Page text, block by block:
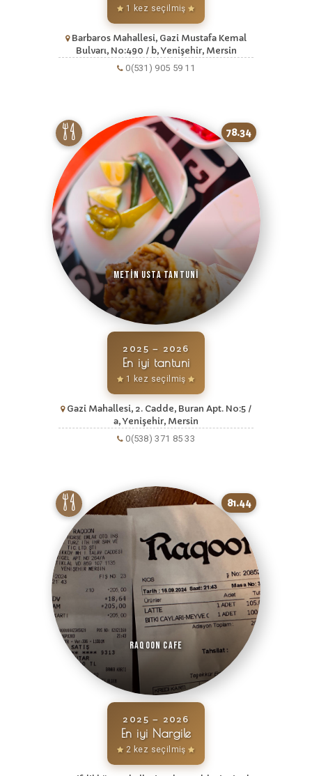
1 kez seçilmiş
Barbaros Mahallesi, Gazi Mustafa Kemal
Bulvarı, No:490 / b, Yenişehir, Mersin
0(531) 905 59 11
78.34
Metin Usta Tantuni
2025 – 2026
En iyi tantuni
1 kez seçilmiş
Gazi Mahallesi, 2. Cadde, Buran Apt. No:5 /
a, Yenişehir, Mersin
0(538) 371 85 33
81.44
Raqoon Cafe
2025 – 2026
En iyi Nargile
2 kez seçilmiş